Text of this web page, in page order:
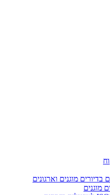
בדיורים מוגנים וארגונים
מוגנים